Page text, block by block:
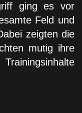
ging es vor
Feld und
zeigten die
mutig ihre